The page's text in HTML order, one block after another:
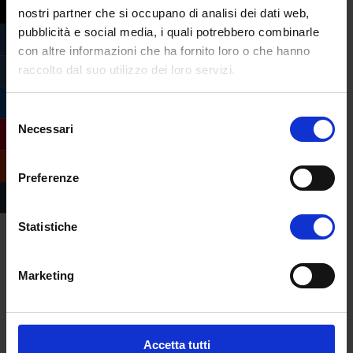
nostri partner che si occupano di analisi dei dati web,
pubblicità e social media, i quali potrebbero combinarle
con altre informazioni che ha fornito loro o che hanno
raccolto dal suo utilizzo dei loro servizi.
delNecessari
Preferenze
Statistiche
Marketing
Accetta tutti
Compila il form e
richiedi informazioni